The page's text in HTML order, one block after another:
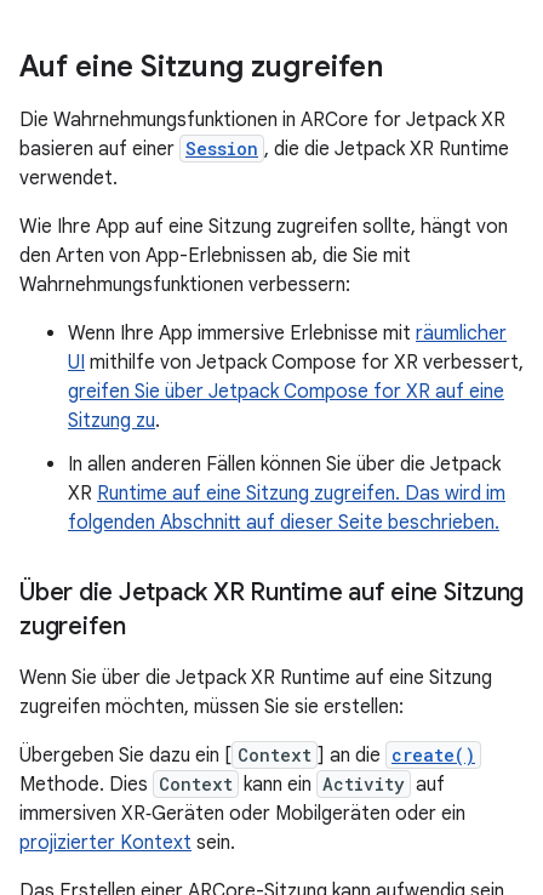
Auf eine Sitzung zugreifen
Die Wahrnehmungsfunktionen in ARCore for Jetpack XR
basieren auf einer Session , die die Jetpack XR Runtime
verwendet.
Wie Ihre App auf eine Sitzung zugreifen sollte, hängt von
den Arten von App-Erlebnissen ab, die Sie mit
Wahrnehmungsfunktionen verbessern:
Wenn Ihre App immersive Erlebnisse mit räumlicher
UI mithilfe von Jetpack Compose for XR verbessert,
greifen Sie über Jetpack Compose for XR auf eine
Sitzung zu.
In allen anderen Fällen können Sie über die Jetpack
XR Runtime auf eine Sitzung zugreifen. Das wird im
folgenden Abschnitt auf dieser Seite beschrieben.
Über die Jetpack XR Runtime auf eine Sitzung
zugreifen
Wenn Sie über die Jetpack XR Runtime auf eine Sitzung
zugreifen möchten, müssen Sie sie erstellen:
Übergeben Sie dazu ein [ Context ] an die create()
Methode. Dies Context kann ein Activity auf
immersiven XR‑Geräten oder Mobilgeräten oder ein
projizierter Kontext sein.